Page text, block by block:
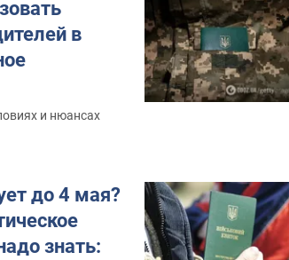
в
и нюансах
до 4 мая?
знать: